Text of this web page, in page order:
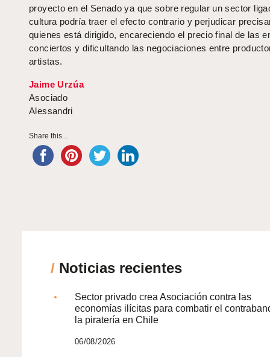
proyecto en el Senado ya que sobre regular un sector
cultura podría traer el efecto contrario y perjudicar
quienes está dirigido, encareciendo el precio final de las
conciertos y dificultando las negociaciones entre
artistas.
Jaime Urzúa
Asociado
Alessandri
Share this...
/ Noticias recientes
Sector privado crea Asociación contra las
economías ilícitas para combatir el
la piratería en Chile
06/08/2026